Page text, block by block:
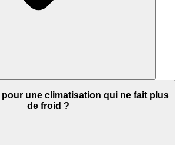
pour une climatisation qui ne fait plus
de froid ?